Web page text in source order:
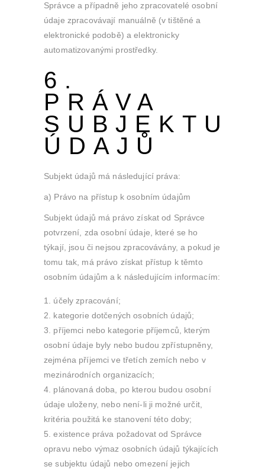
Správce a případně jeho zpracovatelé osobní
údaje zpracovávají manuálně (v tištěné a
elektronické podobě) a elektronicky
automatizovanými prostředky.
6.
PRÁVA
SUBJEKTU
ÚDAJŮ
Subjekt údajů má následující práva:
a) Právo na přístup k osobním údajům
Subjekt údajů má právo získat od Správce
potvrzení, zda osobní údaje, které se ho
týkají, jsou či nejsou zpracovávány, a pokud je
tomu tak, má právo získat přístup k těmto
osobním údajům a k následujícím informacím:
účely zpracování;
kategorie dotčených osobních údajů;
příjemci nebo kategorie příjemců, kterým
osobní údaje byly nebo budou zpřístupněny,
zejména příjemci ve třetích zemích nebo v
mezinárodních organizacích;
plánovaná doba, po kterou budou osobní
údaje uloženy, nebo není-li ji možné určit,
kritéria použitá ke stanovení této doby;
existence práva požadovat od Správce
opravu nebo výmaz osobních údajů týkajících
se subjektu údajů nebo omezení jejich